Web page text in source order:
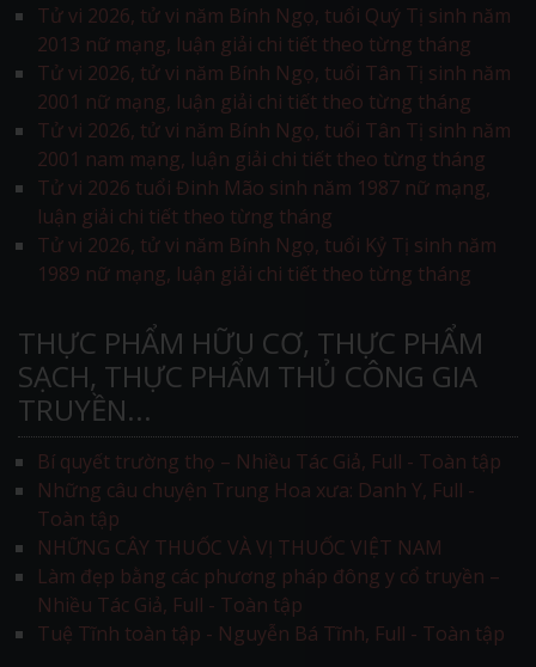
Tử vi 2026, tử vi năm Bính Ngọ, tuổi Quý Tị sinh năm
2013 nữ mạng, luận giải chi tiết theo từng tháng
Tử vi 2026, tử vi năm Bính Ngọ, tuổi Tân Tị sinh năm
2001 nữ mạng, luận giải chi tiết theo từng tháng
Tử vi 2026, tử vi năm Bính Ngọ, tuổi Tân Tị sinh năm
2001 nam mạng, luận giải chi tiết theo từng tháng
Tử vi 2026 tuổi Đinh Mão sinh năm 1987 nữ mạng,
luận giải chi tiết theo từng tháng
Tử vi 2026, tử vi năm Bính Ngọ, tuổi Kỷ Tị sinh năm
1989 nữ mạng, luận giải chi tiết theo từng tháng
THỰC PHẨM HỮU CƠ, THỰC PHẨM
SẠCH, THỰC PHẨM THỦ CÔNG GIA
TRUYỀN...
Bí quyết trường thọ – Nhiều Tác Giả, Full - Toàn tập
Những câu chuyện Trung Hoa xưa: Danh Y, Full -
Toàn tập
NHỮNG CÂY THUỐC VÀ VỊ THUỐC VIỆT NAM
Làm đẹp bằng các phương pháp đông y cổ truyền –
Nhiều Tác Giả, Full - Toàn tập
Tuệ Tĩnh toàn tập - Nguyễn Bá Tĩnh, Full - Toàn tập